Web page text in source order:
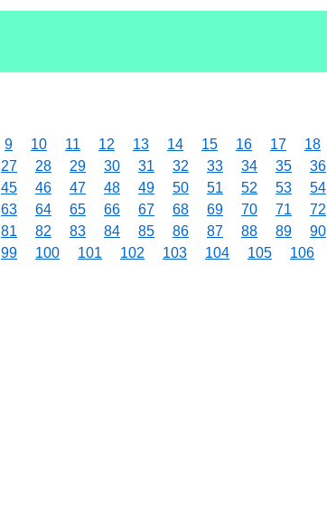
9 10 11 12 13 14 15 16 17 18
27 28 29 30 31 32 33 34 35 36
45 46 47 48 49 50 51 52 53 54
63 64 65 66 67 68 69 70 71 72
81 82 83 84 85 86 87 88 89 90
99 100 101 102 103 104 105 106